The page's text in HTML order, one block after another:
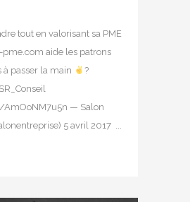
tout en valorisant sa PME
aide les patrons
passer la main
?
AmOoNM7u5n — Salon
5 avril 2017 ...